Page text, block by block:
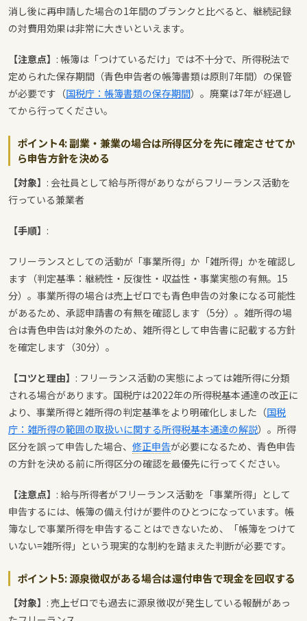
消し後に再申請した場合の1年間のブランクと比べると、継続記録
の対費用効果は非常に大きいといえます。
【注意点】 : 帳簿は「つけているだけ」では不十分で、所得税法で
定められた保存期間（青色申告者の帳簿書類は原則7年間）の保管
が必要です（国税庁：帳簿書類の保存期間）。廃棄は7年が経過し
てから行ってください。
ポイント4: 副業・兼業の場合は所得区分を先に確定させてか
ら申告方針を決める
【対象】 : 会社員として給与所得がありながらフリーランス活動を
行っている兼業者
【手順】 :
フリーランスとしての活動が「事業所得」か「雑所得」かを確認し
ます（判定基準：継続性・反復性・収益性・事業実態の有無。15
分）。事業所得の場合は売上ゼロでも青色申告の対象になる可能性
があるため、承認申請書の有無を確認します（5分）。雑所得の場
合は青色申告は対象外のため、雑所得として申告書に記載する方針
を確定します（30分）。
【コツと理由】 : フリーランス活動の実態によっては雑所得に分類
される場合があります。国税庁は2022年の所得税基本通達の改正に
より、事業所得と雑所得の判定基準をより明確化しました（国税
庁：雑所得の範囲の取扱いに関する所得税基本通達の解説）。所得
区分を誤って申告した場合、 修正申告が必要になるため、青色申告
の方針を決める前に所得区分の確認を最優先に行ってください。
【注意点】 : 給与所得者がフリーランス活動を「事業所得」として
申告するには、帳簿の備え付けが要件のひとつになっています。帳
簿なしで事業所得を申告することはできないため、「帳簿をつけて
いない=雑所得」という現実的な制約を踏まえた判断が必要です。
ポイント5: 源泉徴収がある場合は還付申告で現金を回収する
【対象】 : 売上ゼロでも過去に源泉徴収が発生している報酬があっ